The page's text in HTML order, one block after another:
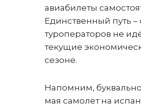
авиабилеты
Единственный путь
туроператоров не
текущие
сезоне.
Напомним,
мая самолёт на